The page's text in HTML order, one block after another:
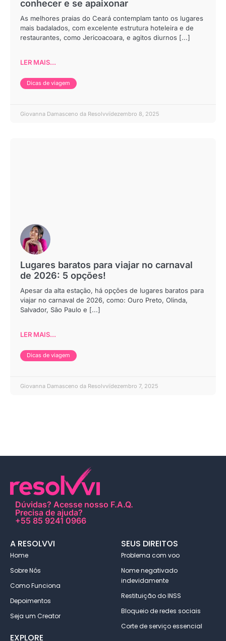
conhecer e se apaixonar
As melhores praias do Ceará contemplam tanto os lugares
mais badalados, com excelente estrutura hoteleira e de
restaurantes, como Jericoacoara, e agitos diurnos [...]
LER MAIS...
Dicas de viagem
Giovanna Damasceno da Resolvvidezembro 8, 2025
Lugares baratos para viajar no carnaval
de 2026: 5 opções!
Apesar da alta estação, há opções de lugares baratos para
viajar no carnaval de 2026, como: Ouro Preto, Olinda,
Salvador, São Paulo e [...]
LER MAIS...
Dicas de viagem
Giovanna Damasceno da Resolvvidezembro 7, 2025
Dúvidas? Acesse nosso F.A.Q.
Precisa de ajuda?
+55 85 9241 0966
A RESOLVVI
Home
Sobre Nós
Como Funciona
Depoimentos
Seja um Creator
SEUS DIREITOS
Problema com voo
Nome negativado
indevidamente
Restituição do INSS
Bloqueio de redes sociais
Corte de serviço essencial
EXPLORE